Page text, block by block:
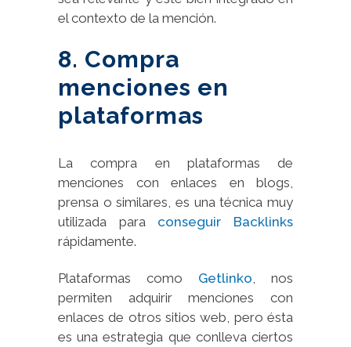
el contexto de la mención.
8. Compra
menciones en
plataformas
La compra en plataformas de
menciones con enlaces en blogs,
prensa o similares, es una técnica muy
utilizada para conseguir Backlinks
rápidamente.
Plataformas como Getlinko , nos
permiten adquirir menciones con
enlaces de otros sitios web, pero ésta
es una estrategia que conlleva ciertos